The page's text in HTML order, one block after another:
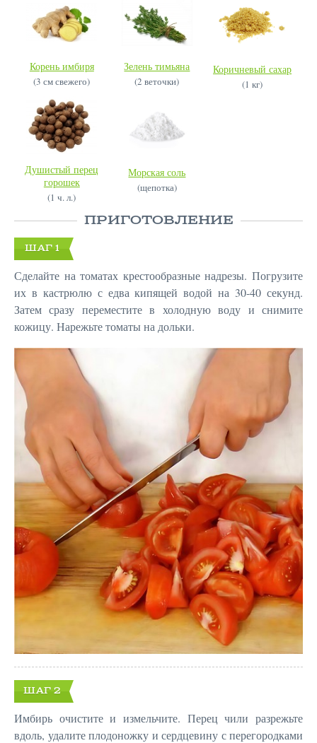
Корень имбиря
(3 см свежего)
Зелень тимьяна
(2 веточки)
Коричневый сахар
(1 кг)
Душистый перец
горошек
(1 ч. л.)
Морская соль
(щепотка)
ПРИГОТОВЛЕНИЕ
ШАГ 1
Сделайте на томатах крестообразные надрезы. Погрузите
их в кастрюлю с едва кипящей водой на 30-40 секунд.
Затем сразу переместите в холодную воду и снимите
кожицу. Нарежьте томаты на дольки.
ШАГ 2
Имбирь очистите и измельчите. Перец чили разрежьте
вдоль, удалите плодоножку и сердцевину с перегородками